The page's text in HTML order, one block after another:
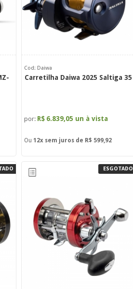
Cod: Daiwa
Carretilha Daiwa 2025 Saltiga 35
por: R$ 6.839,05 un à vista
Ou 12x sem juros de R$ 599,92
ESGOTADO